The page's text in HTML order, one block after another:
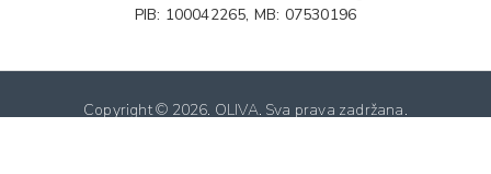
PIB: 100042265, MB: 07530196
Copyright © 2026. OLIVA. Sva prava zadržana.